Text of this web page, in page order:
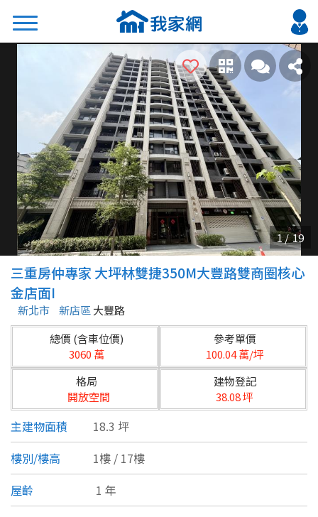
搜尋
熱門關鍵字
2026 台北降價好屋限量釋出
2026 新北降價好屋限量釋出
2026 台中降價好屋限量釋出
2026 台南降價好屋限量釋出
2026 高雄降價好屋限量釋出
縣市
台北市
基隆市
新北市
宜蘭縣
桃園市
新竹市
新竹縣
區域
類型(可複選)
不拘 公寓 電梯大樓 套房
別墅 透天厝 樓中樓 華廈
三重房仲專家 大坪林雙捷350M大豐路雙商圈核心
金店面I
新北市 新店區 大豐路
總價 (含車位價)
3060 萬
參考單價
100.04 萬/坪
格局
開放空間
建物登記
38.08 坪
主建物面積
18.3 坪
樓別/樓高
1樓 / 17樓
屋齡
1 年